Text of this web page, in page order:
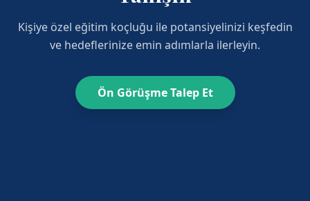
Kişiye özel eğitim koçluğu ile potansiyelinizi keşfedin
ve hedeflerinize emin adımlarla ilerleyin.
Ön Görüşme Talep Et